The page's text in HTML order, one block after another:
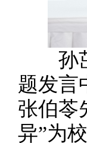
孙茁
题发言
张伯苓
异”为